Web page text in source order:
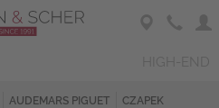
AUDEMARS PIGUET CZAPEK